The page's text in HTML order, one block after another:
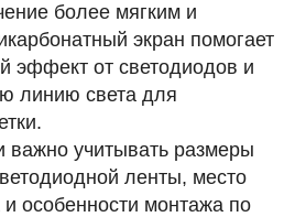
более мягким и
экран помогает
эффект от светодиодов и
линию света для
учитывать размеры
ленты, место
и особенности монтажа по